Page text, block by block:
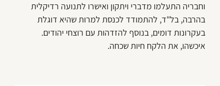
וחבריה התעלמו מדברי ויתקון ואישרו לתנועה רדיקלית
בהרבה, בל"ד, להתמודד לכנסת למרות שהיא דוגלת
בעקרונות דומים, בנוסף להזדהות עם רוצחי יהודים.
איכשהו, את הלקח חיות שכחה.